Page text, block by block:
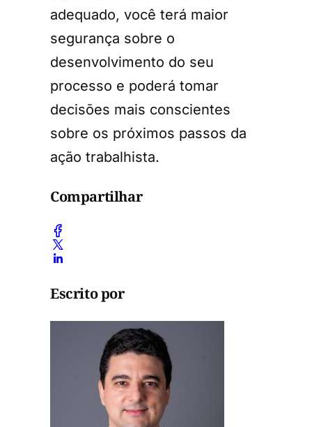
adequado, você terá maior
segurança sobre o
desenvolvimento do seu
processo e poderá tomar
decisões mais conscientes
sobre os próximos passos da
ação trabalhista.
Compartilhar
Escrito por